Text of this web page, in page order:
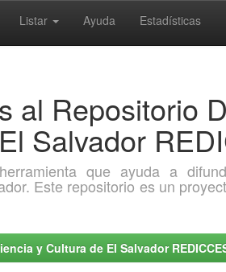
Listar Ayuda Estadísticas
al Repositorio
Salvador
que ayuda a
Este repositorio es un
y Cultura de El Salvador